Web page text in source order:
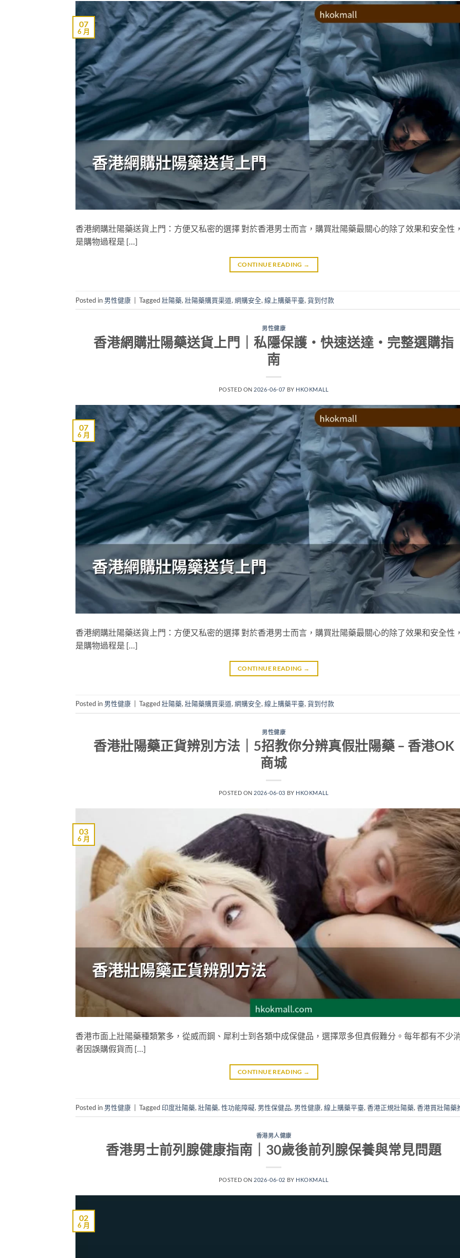
07
6 月
香港網購壯陽藥送貨上門：方便又私密的選擇 對於香港男士而言，購買壯陽藥最關心的除了效果和安全性
是購物過程是 […]
CONTINUE READING →
Posted in 男性健康 | Tagged壯陽藥, 壯陽藥購買渠道, 網購安全, 線上購藥平臺, 貨到付款
男性健康
香港網購壯陽藥送貨上門｜私隱保護・快速送達・完整選購指
南
POSTED ON 2026-06-07 BY HKOKMALL
07
6 月
香港網購壯陽藥送貨上門：方便又私密的選擇 對於香港男士而言，購買壯陽藥最關心的除了效果和安全性
是購物過程是 […]
CONTINUE READING →
Posted in 男性健康 Tagged壯陽藥, 壯陽藥購買渠道, 網購安全, 線上購藥平臺, 貨到付款
男性健康
香港壯陽藥正貨辨別方法｜5招教你分辨真假壯陽藥 – 香港OK
商城
POSTED ON 2026-06-03 BY HKOKMALL
03
6 月
香港市面上壯陽藥種類繁多，從威而鋼、犀利士到各類中成保健品，選擇眾多但真假難分。每年都有不少
者因誤購假貨而 […]
CONTINUE READING →
Posted in 男性健康 | Tagged 印度壯陽藥, 壯陽藥, 性功能障礙, 男性保健品, 男性健康, 線上購藥平臺, 香港正規壯陽藥, 香港買壯陽藥
香港男人健康
香港男士前列腺健康指南｜30歲後前列腺保養與常見問題
POSTED ON 2026-06-02 BY HKOKMALL
02
6 月